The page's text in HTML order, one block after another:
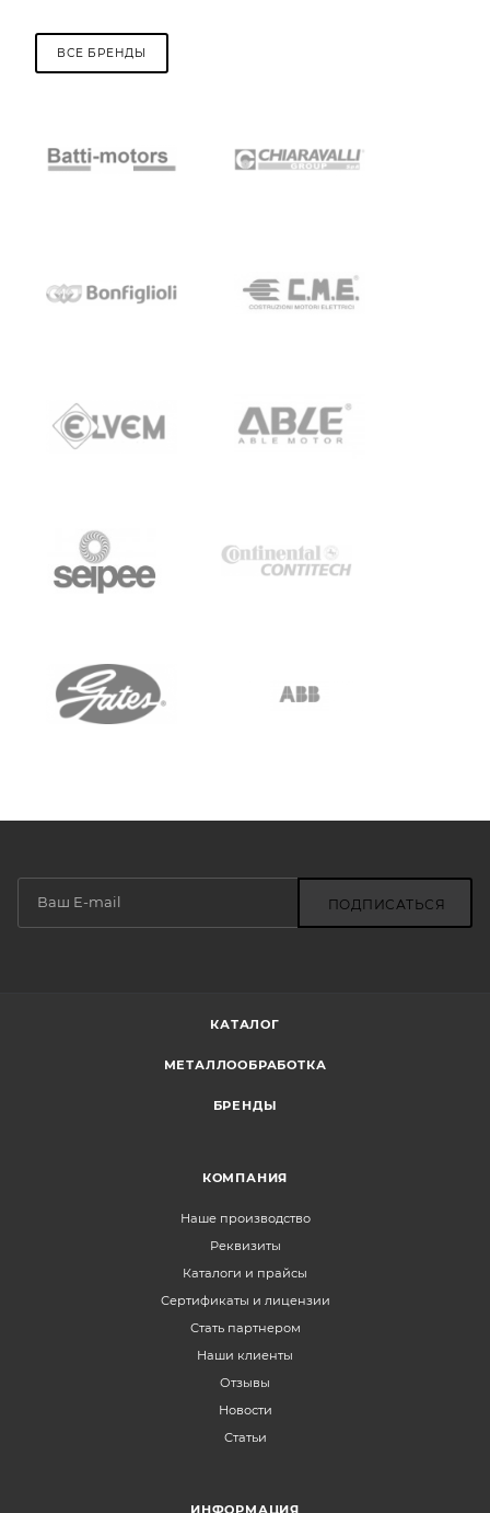
ВСЕ БРЕНДЫ
ПОДПИСАТЬСЯ
КАТАЛОГ
МЕТАЛЛООБРАБОТКА
БРЕНДЫ
КОМПАНИЯ
Наше производство
Реквизиты
Каталоги и прайсы
Сертификаты и лицензии
Стать партнером
Наши клиенты
Отзывы
Новости
Статьи
ИНФОРМАЦИЯ